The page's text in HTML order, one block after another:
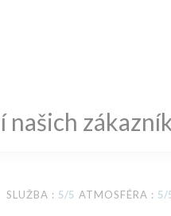
našich
SLUŽBA : 5/5 ATMOSFÉRA : 5/